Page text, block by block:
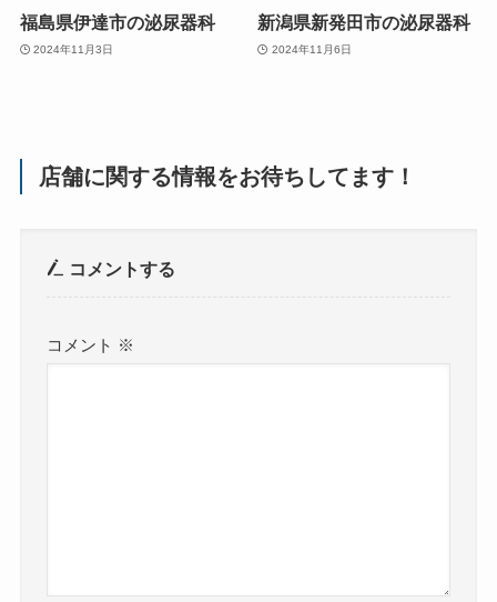
福島県伊達市の泌尿器科
2024年11月3日
新潟県新発田市の泌尿器科
2024年11月6日
店舗に関する情報をお待ちしてます！
コメントする
コメント ※